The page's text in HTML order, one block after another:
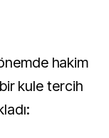
hakim
kule tercih